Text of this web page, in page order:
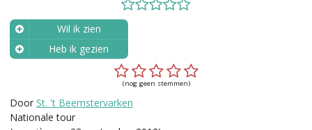
Wil ik zien
Heb ik gezien
(nog geen stemmen)
Door St. 't Beemstervarken
Nationale tour